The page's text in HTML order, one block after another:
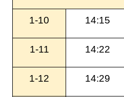
1-10 14:15
1-11 14:22
1-12 14:29